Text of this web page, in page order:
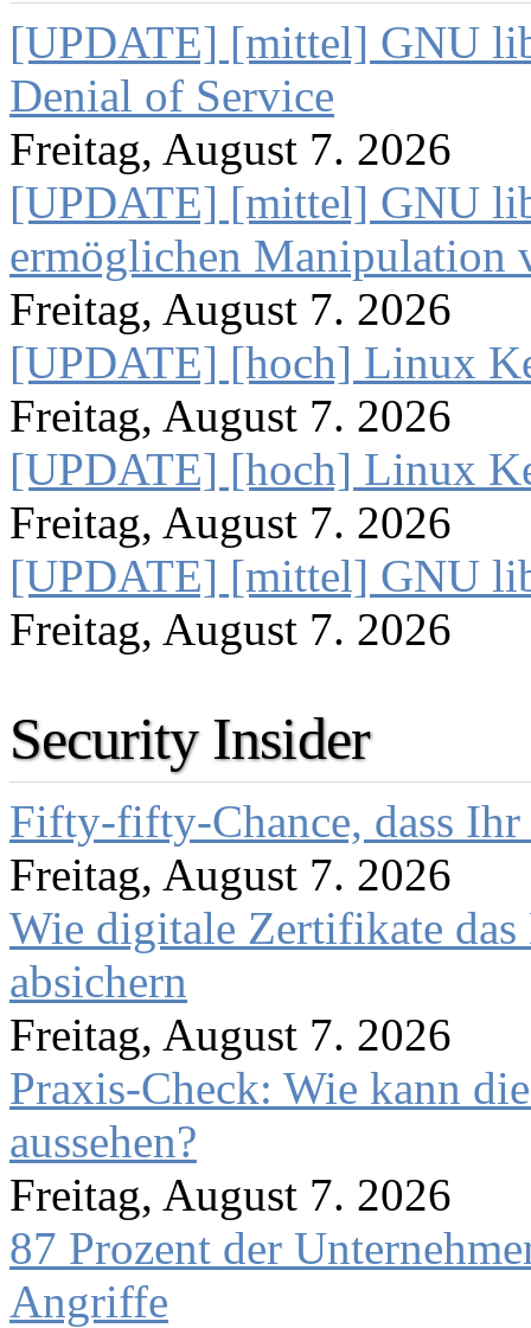
[UPDATE] [mittel] GNU
Denial of Service
Freitag, August 7. 2026
[UPDATE] [mittel] GNU
ermöglichen Manipulation
Freitag, August 7. 2026
[UPDATE] [hoch] Linux
Freitag, August 7. 2026
[UPDATE] [hoch] Linux
Freitag, August 7. 2026
[UPDATE] [mittel] GNU
Freitag, August 7. 2026
Security Insider
Fifty-fifty-Chance, dass
Freitag, August 7. 2026
Wie digitale Zertifikate
absichern
Freitag, August 7. 2026
Praxis-Check: Wie kann
aussehen?
Freitag, August 7. 2026
87 Prozent der
Angriffe